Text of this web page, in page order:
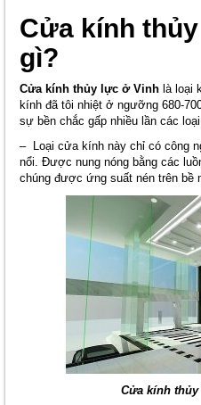
Cửa kính
gì?
Cửa kính thủy lực ở Vinh là loại
kính đã tôi nhiệt ở ngưỡng 680-
sự bền chắc gấp nhiều lần các
– Loại cửa kính này chỉ có công
nổi. Được nung nóng bằng các
chúng được ứng suất nén trên bề
Cửa kính